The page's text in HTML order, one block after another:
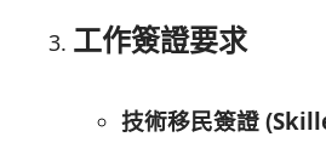
工作簽證要求
技術移民簽證